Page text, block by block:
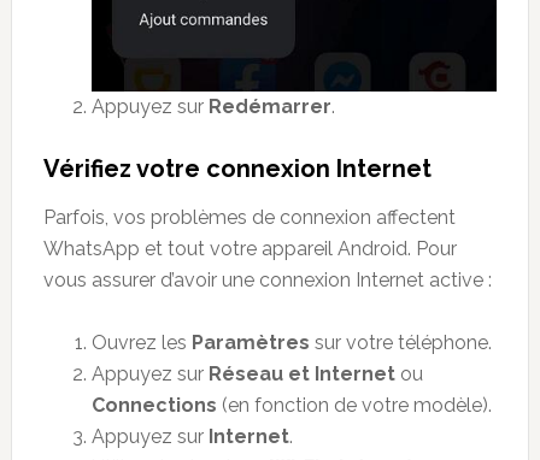
Appuyez sur Redémarrer.
Vérifiez votre connexion Internet
Parfois, vos problèmes de connexion affectent
WhatsApp et tout votre appareil Android. Pour
vous assurer d’avoir une connexion Internet active :
Ouvrez les Paramètres sur votre téléphone.
Appuyez sur Réseau et Internet ou
Connections (en fonction de votre modèle).
Appuyez sur Internet.